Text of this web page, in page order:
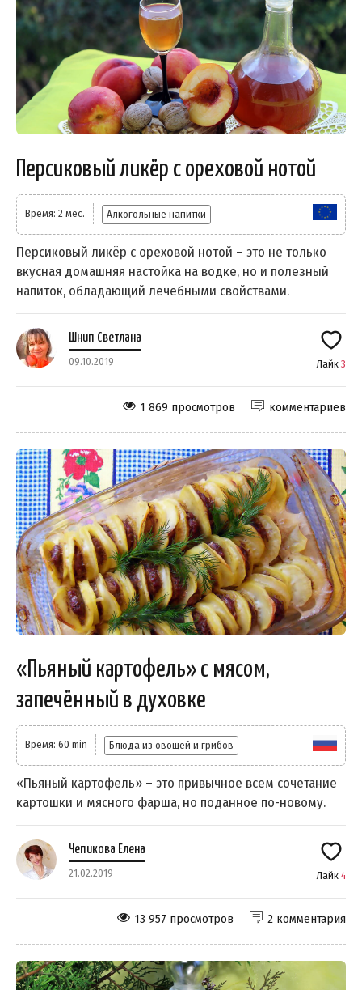
Персиковый ликёр с ореховой нотой
Время: 2 мес. Алкогольные напитки
Персиковый ликёр с ореховой нотой – это не только
вкусная домашняя настойка на водке, но и полезный
напиток, обладающий лечебными свойствами.
Шнип Светлана
09.10.2019 Лайк 3
комментариев
1 869 просмотров
«Пьяный картофель» с мясом,
запечённый в духовке
Время: 60 min Блюда из овощей и грибов
«Пьяный картофель» – это привычное всем сочетание
картошки и мясного фарша, но поданное по-новому.
Чепикова Елена
21.02.2019 Лайк 4
2 комментария
13 957 просмотров